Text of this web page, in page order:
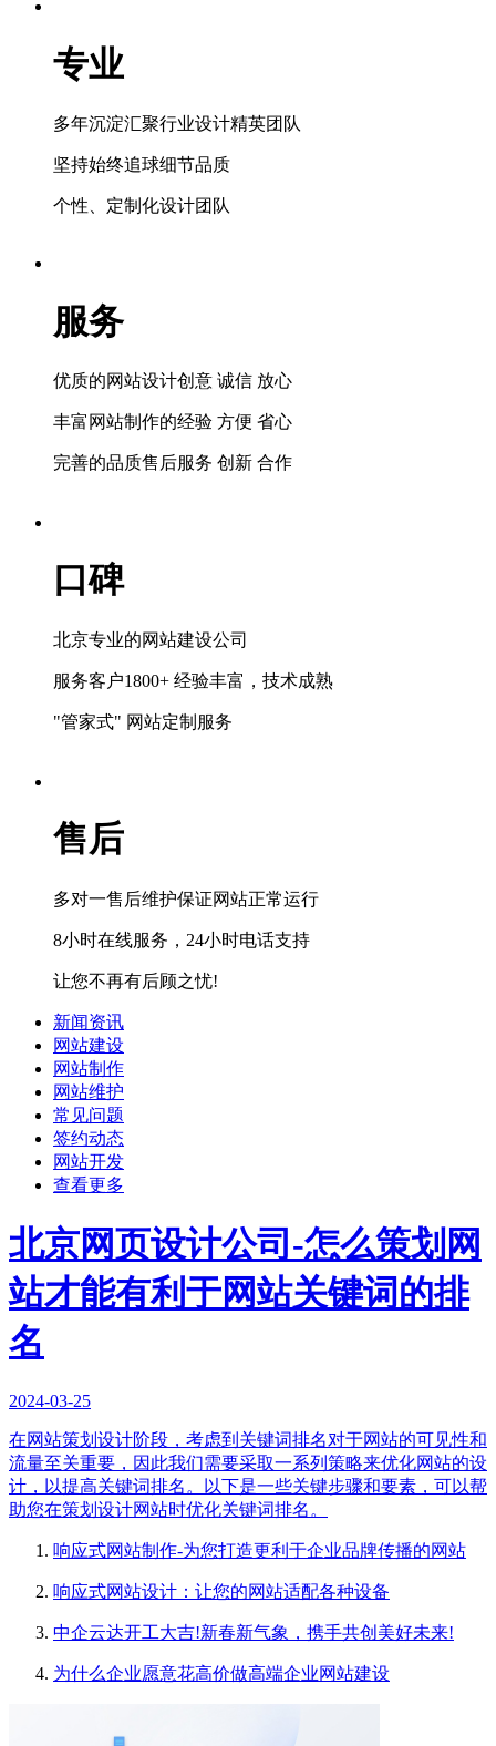
专业
多年沉淀汇聚行业设计精英团队
坚持始终追球细节品质
个性、定制化设计团队
服务
优质的网站设计创意 诚信 放心
丰富网站制作的经验 方便 省心
完善的品质售后服务 创新 合作
口碑
北京专业的网站建设公司
服务客户1800+ 经验丰富，技术成熟
"管家式" 网站定制服务
售后
多对一售后维护保证网站正常运行
8小时在线服务，24小时电话支持
让您不再有后顾之忧!
新闻资讯
网站建设
网站制作
网站维护
常见问题
签约动态
网站开发
查看更多
北京网页设计公司-怎么策划网
站才能有利于网站关键词的排
名
2024-03-25
在网站策划设计阶段，考虑到关键词排名对于网站的可见性和
流量至关重要，因此我们需要采取一系列策略来优化网站的设
计，以提高关键词排名。以下是一些关键步骤和要素，可以帮
助您在策划设计网站时优化关键词排名。
响应式网站制作-为您打造更利于企业品牌传播的网站
响应式网站设计：让您的网站适配各种设备
中企云达开工大吉!新春新气象，携手共创美好未来!
为什么企业愿意花高价做高端企业网站建设